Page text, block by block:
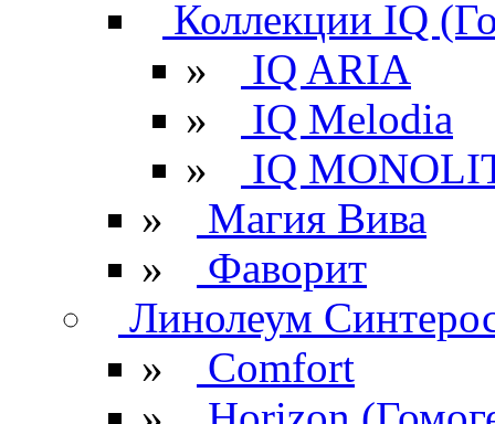
Коллекции IQ
»
IQ ARIA
»
IQ Melodia
»
IQ
»
Магия Вива
»
Фаворит
Линолеум
»
Comfort